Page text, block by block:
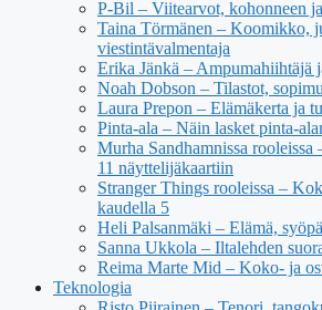
P-Bil – Viitearvot, kohonneen
Taina Törmänen – Koomikko,
viestintävalmentaja
Erika Jänkä – Ampumahiihtäjä
Noah Dobson – Tilastot,
Laura Prepon – Elämäkerta ja
Pinta-ala – Näin lasket pinta-
Murha Sandhamnissa rooleissa
11 näyttelijäkaartiin
Stranger Things rooleissa –
kaudella 5
Heli Palsanmäki – Elämä,
Sanna Ukkola – Iltalehden
Reima Marte Mid – Koko- ja
Teknologia